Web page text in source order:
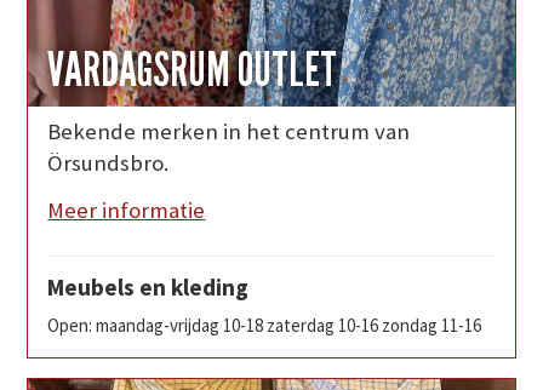
VARDAGSRUM OUTLET
Bekende merken in het centrum van
Örsundsbro.
Meer informatie
Meubels en kleding
Open: maandag-vrijdag 10-18 zaterdag 10-16 zondag 11-16